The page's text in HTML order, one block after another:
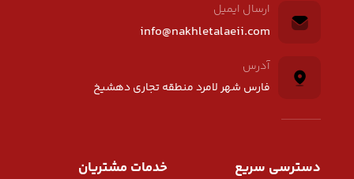
ارسال ایمیل
info@nakhletalaeii.com
آدرس
فارس شهر لامرد منطقه تجاری دهشیخ
دسترسی سریع خدمات مشتریان